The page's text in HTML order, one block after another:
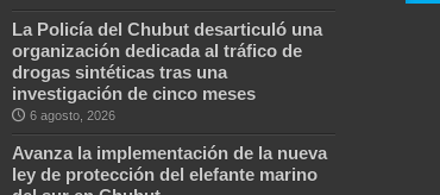
La Policía del Chubut desarticuló una
organización dedicada al tráfico de
drogas sintéticas tras una
investigación de cinco meses
6 agosto, 2026
Avanza la implementación de la nueva
ley de protección del elefante marino